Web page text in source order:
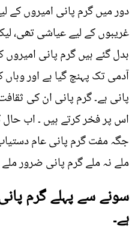
دور میں گرم پانی امیروں کے
غریبوں کے لیے عیاشی تھی،
بدل گئے ہیں گرم پانی
آدمی تک پہنچ گیا ہے اور
پانی ہے۔ گرم پانی ان کی
اس پر فخر کرتے ہیں ۔ اب
جگہ مفت گرم پانی عام
ملے نہ ملے گرم پانی ضرور ملے
سونے سے پہلے گرم پانی
ہے۔